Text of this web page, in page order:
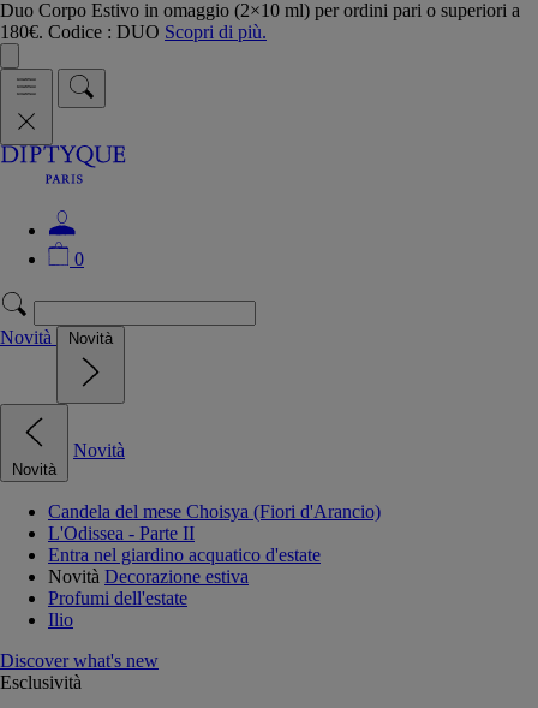
Duo Corpo Estivo in omaggio (2×10 ml) per ordini pari o superiori a
180€. Codice : DUO Scopri di più.
0
Novità Novità
Novità
Novità
Candela del mese Choisya (Fiori d'Arancio)
L'Odissea - Parte II
Entra nel giardino acquatico d'estate
Novità Decorazione estiva
Profumi dell'estate
Ilio
Discover what's new
Esclusività